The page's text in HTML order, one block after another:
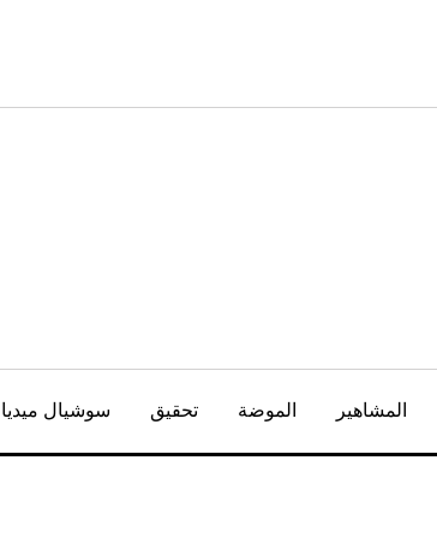
المشاهير الموضة تحقيق سوشيال ميديا